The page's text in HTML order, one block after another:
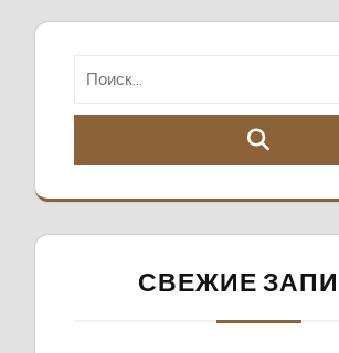
СВЕЖИЕ